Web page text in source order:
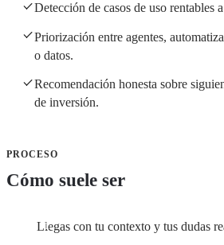
Detección de casos de uso rentables
Priorización entre agentes,
o datos.
Recomendación honesta sobre
de inversión.
PROCESO
Cómo suele ser
Llegas con tu contexto y tus dudas